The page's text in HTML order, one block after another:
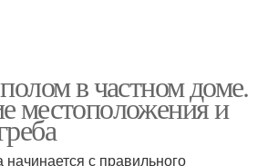
в частном доме.
местоположения и
начинается с правильного